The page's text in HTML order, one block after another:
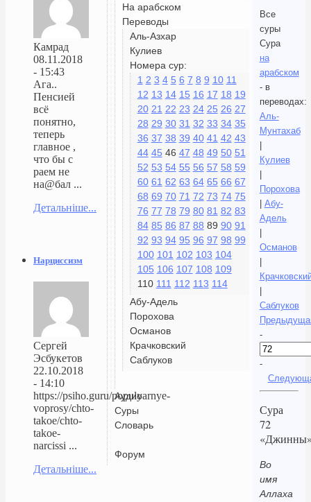
На арабском
Переводы
Аль-Азхар
Кулиев
Номера сур:
1 2 3 4 5 6 7 8 9 10 11
12 13 14 15 16 17 18 19
20 21 22 23 24 25 26 27
28 29 30 31 32 33 34 35
36 37 38 39 40 41 42 43
44 45 46 47 48 49 50 51
52 53 54 55 56 57 58 59
60 61 62 63 64 65 66 67
68 69 70 71 72 73 74 75
76 77 78 79 80 81 82 83
84 85 86 87 88 89 90 91
92 93 94 95 96 97 98 99
100 101 102 103 104
105 106 107 108 109
110 111 112 113 114
Абу-Адель
Порохова
Османов
Крачковский
Саблуков
Аудио
Суры
Словарь
Форум
Все
суры
Сура
на
арабском
- в
переводах:
Аль-
Мунтахаб
|
Кулиев
|
Порохова
| Абу-
Адель
|
Османов
|
|
Саблуков
-
-
Сура
72
Во
имя
Аллаха
Камрад
08.11.2018
- 15:43
Ага..
Пенсией
всё
понятно,
теперь
главное ,
что бы с
раем не
на@бал ...
Детальніше...
Нарциссизм
Сергей
Эсбукетов
22.10.2018
- 14:10
https://psiho.guru/populyarnye-
voprosy/chto-
takoe/chto-
takoe-
narcissi ...
Детальніше...